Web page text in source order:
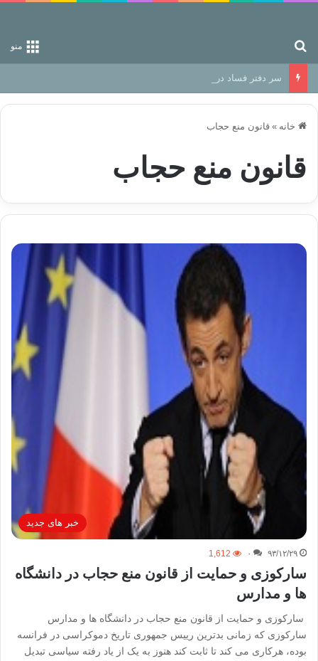
منو
سر دفتر فساد در زمین‌، دوری وکناره‌گیری از راه خداست‌!
خانه » قانون منع حجاب
قانون منع حجاب
خبر های جدید
۹۳/۱۲/۲۹ ۰ 1,612
سارکوزی و حمایت از قانون منع حجاب در دانشگاه
ها و مدارس
سارکوزی و حمایت از قانون منع حجاب در دانشگاه ها و مدارس
سارکوزی که زمانی بدترین رییس جمهوری تاریخ دموکراسی در فرانسه
بوده، هرکاری می کند تا ثابت کند هنوز به یک از یاد رفته سیاسی تبدیل